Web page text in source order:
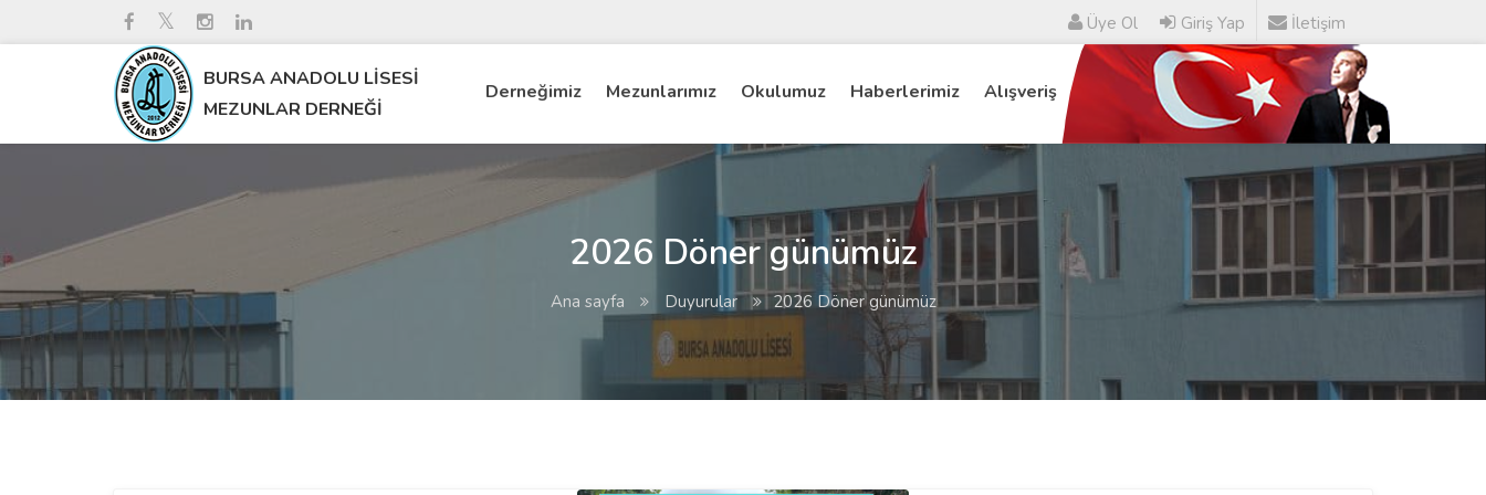
İletişim
Giriş Yap
Üye Ol
BURSA ANADOLU LİSESİ
MEZUNLAR DERNEĞİ
Derneğimiz Mezunlarımız Okulumuz Haberlerimiz Alışveriş
2026 Döner günümüz
Ana sayfa Duyurular 2026 Döner günümüz